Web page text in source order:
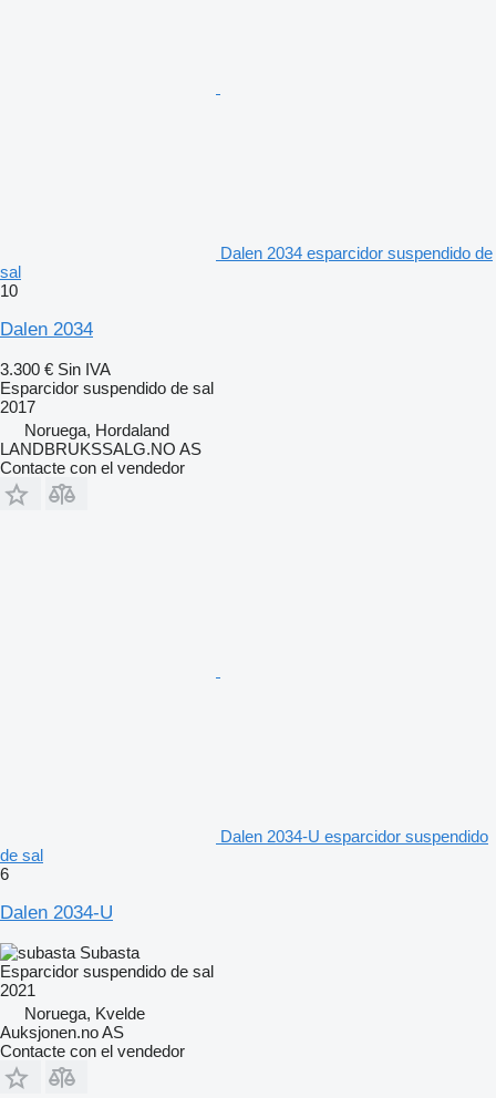
Dalen 2034 esparcidor suspendido de
sal
10
Dalen 2034
3.300 € Sin IVA
Esparcidor suspendido de sal
2017
Noruega, Hordaland
LANDBRUKSSALG.NO AS
Contacte con el vendedor
Dalen 2034-U esparcidor suspendido
de sal
6
Dalen 2034-U
Subasta
Esparcidor suspendido de sal
2021
Noruega, Kvelde
Auksjonen.no AS
Contacte con el vendedor